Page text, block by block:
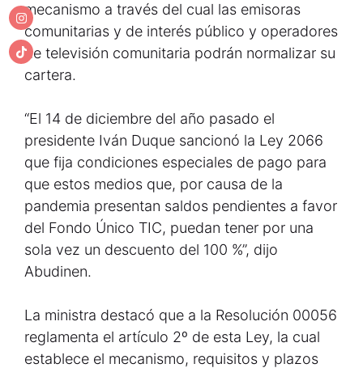
mecanismo a través del cual las emisoras
comunitarias y de interés público y operadores
de televisión comunitaria podrán normalizar su
cartera.
“El 14 de diciembre del año pasado el
presidente Iván Duque sancionó la Ley 2066
que fija condiciones especiales de pago para
que estos medios que, por causa de la
pandemia presentan saldos pendientes a favor
del Fondo Único TIC, puedan tener por una
sola vez un descuento del 100 %”, dijo
Abudinen.
La ministra destacó que a la Resolución 00056
reglamenta el artículo 2º de esta Ley, la cual
establece el mecanismo, requisitos y plazos